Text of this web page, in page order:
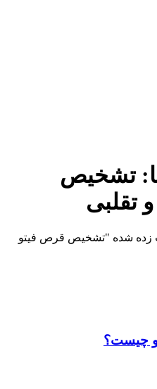
تشخیص
تقلبی
شده "تشخیص قرص فیتو
چیست؟